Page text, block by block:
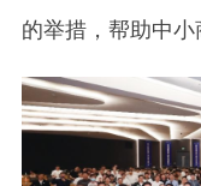
的举措，帮助中小